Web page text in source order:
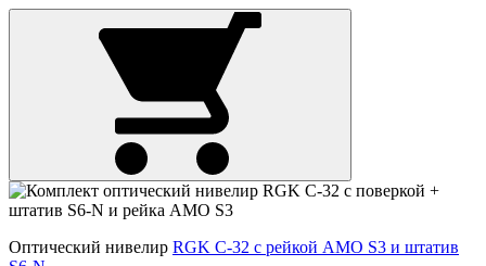
Оптический нивелир RGK C-32 с рейкой AMO S3 и штатив